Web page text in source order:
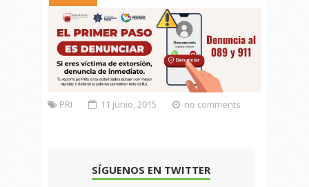
PRI 11 junio, 2015 no comments
SÍGUENOS EN TWITTER